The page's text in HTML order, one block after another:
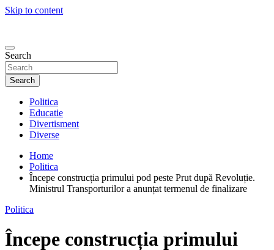
Skip to content
Search
Search
Politica
Educatie
Divertisment
Diverse
Home
Politica
Începe construcția primului pod peste Prut după Revoluție.
Ministrul Transporturilor a anunțat termenul de finalizare
Politica
Începe construcția primului